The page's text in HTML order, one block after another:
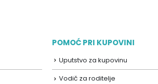
POMOĆ PRI KUPOVINI
Uputstvo za kupovinu
Vodič za roditelje